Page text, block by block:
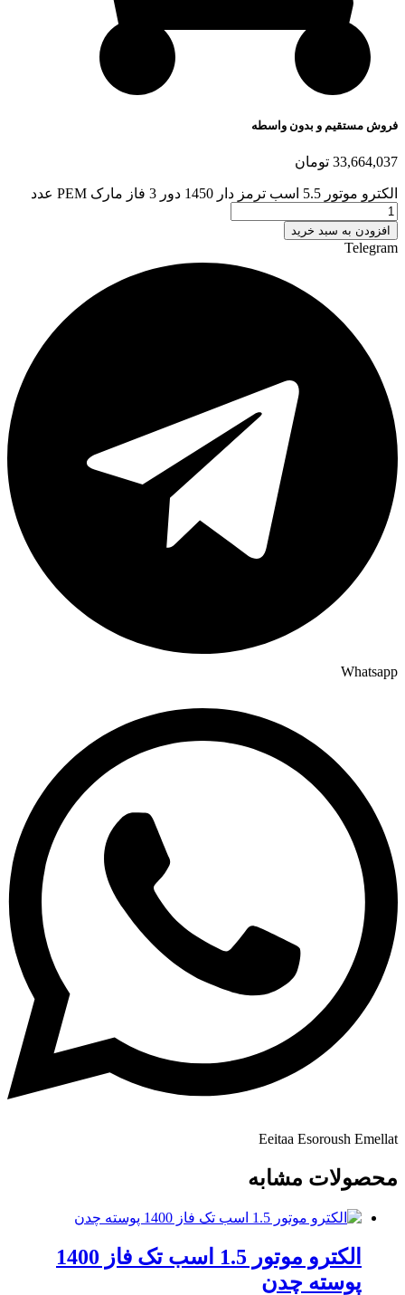
فروش مستقیم و بدون واسطه
33,664,037 تومان
الکترو موتور 5.5 اسب ترمز دار 1450 دور 3 فاز مارک PEM عدد
افزودن به سبد خرید
Telegram
Whatsapp
Eeitaa Esoroush Emellat
محصولات مشابه
الکترو موتور 1.5 اسب تک فاز 1400
پوسته چدن